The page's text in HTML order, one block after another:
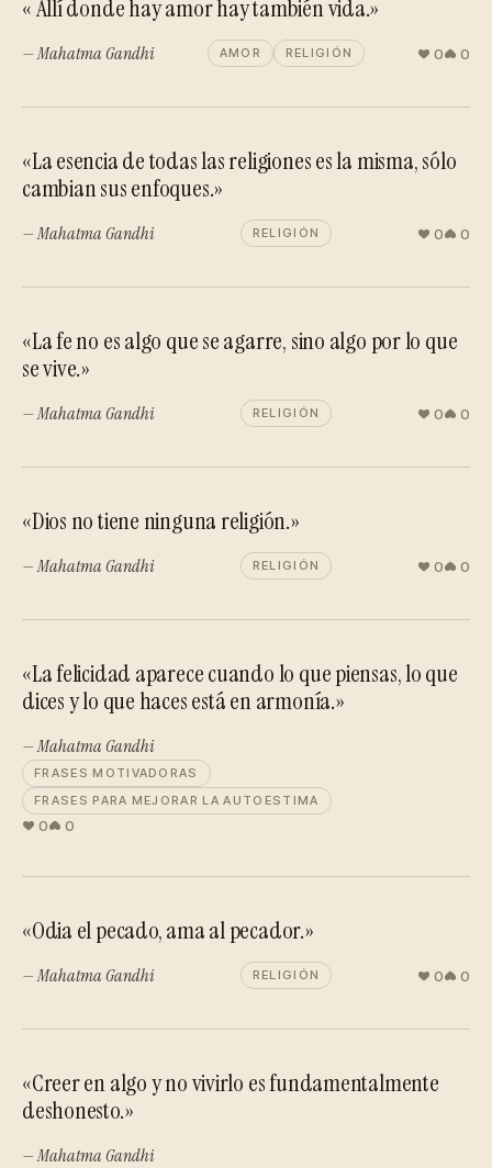
« Allí donde hay amor hay también vida.»
— Mahatma Gandhi AMOR RELIGIÓN 0 0
«La esencia de todas las religiones es la misma, sólo
cambian sus enfoques.»
— Mahatma Gandhi RELIGIÓN 0 0
«La fe no es algo que se agarre, sino algo por lo que
se vive.»
— Mahatma Gandhi RELIGIÓN 0 0
«Dios no tiene ninguna religión.»
— Mahatma Gandhi RELIGIÓN 0 0
«La felicidad aparece cuando lo que piensas, lo que
dices y lo que haces está en armonía.»
— Mahatma Gandhi
FRASES MOTIVADORAS
FRASES PARA MEJORAR LA AUTOESTIMA
0 0
«Odia el pecado, ama al pecador.»
— Mahatma Gandhi RELIGIÓN 0 0
«Creer en algo y no vivirlo es fundamentalmente
deshonesto.»
— Mahatma Gandhi